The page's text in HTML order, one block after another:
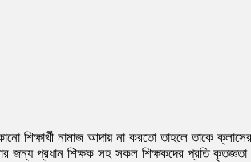
শিক্ষার্থী নামাজ আদায় না করতো তাহলে তাকে ক্লাসের
জন্য প্রধান শিক্ষক সহ সকল শিক্ষকদের প্রতি কৃতজ্ঞতা